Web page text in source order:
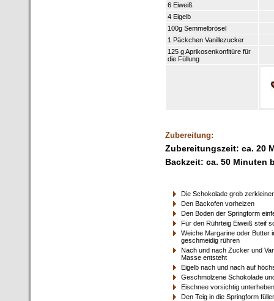
6 Eiweiß
4 Eigelb
100g Semmelbrösel
1 Päckchen Vanillezucker
125 g Aprikosenkonfitüre für
die Füllung
Zubereitung:
Zubereitungszeit: ca. 20
Backzeit: ca. 50 Minuten
Die Schokolade grob
Den Backofen vorheizen
Den Boden der Springform
Für den Rührteig Eiweiß steif
Weiche Margarine oder Butter
geschmeidig rühren
Nach und nach Zucker und
Masse entsteht
Eigelb nach und nach auf
Geschmolzene Schokolade
Eischnee vorsichtig unterheben
Den Teig in die Springform